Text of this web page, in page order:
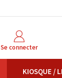
Se connecter
KIOSQUE /